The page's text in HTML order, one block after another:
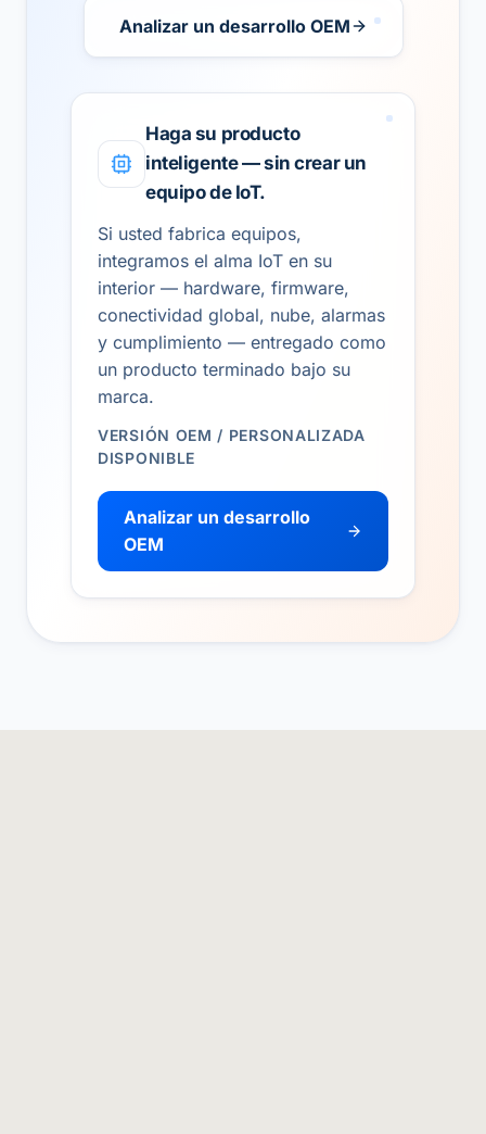
Analizar un desarrollo OEM
Haga su producto
inteligente — sin crear un
equipo de IoT.
Si usted fabrica equipos,
integramos el alma IoT en su
interior — hardware, firmware,
conectividad global, nube, alarmas
y cumplimiento — entregado como
un producto terminado bajo su
marca.
VERSIÓN OEM / PERSONALIZADA
DISPONIBLE
Analizar un desarrollo
OEM